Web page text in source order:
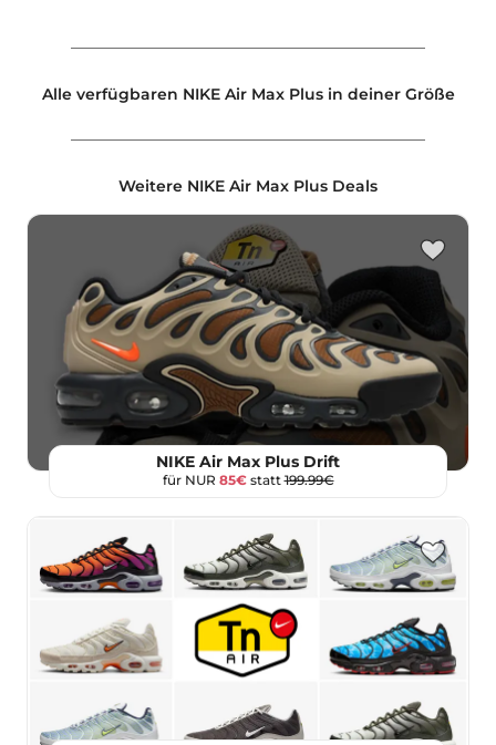
Alle verfügbaren NIKE Air Max Plus in deiner Größe
Weitere NIKE Air Max Plus Deals
NIKE Air Max Plus Drift
für NUR 85€statt199.99€